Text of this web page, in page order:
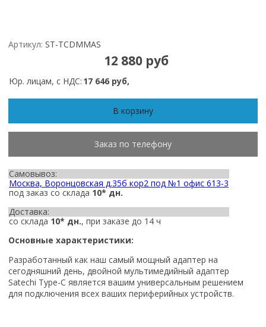
Артикул: ST-TCDMMAS
12 880 руб
Юр. лицам, с НДС: 17 646 руб,
В корзину
Заказ по телефону
Самовывоз:
Москва, Воронцовская д.35б кор2 под №1 офис 613-3
под заказ со склада 10* дн.
Доставка:
со склада 10* дн., при заказе до 14 ч
Основные характеристики:
Разработанный как наш самый мощный адаптер на
сегодняшний день, двойной мультимедийный адаптер
Satechi Type-C является вашим универсальным решением
для подключения всех ваших периферийных устройств.